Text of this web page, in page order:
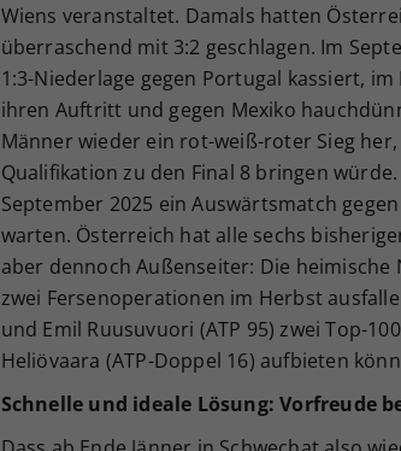
Wiens veranstaltet. Damals hatten
überraschend mit 3:2 geschlagen. Im
1:3-Niederlage gegen Portugal kassiert,
ihren Auftritt und gegen Mexiko
Männer wieder ein rot-weiß-roter Sieg
Qualifikation zu den Final 8 bringen
September 2025 ein Auswärtsmatch
warten. Österreich hat alle sechs
aber dennoch Außenseiter: Die heimische
zwei Fersenoperationen im Herbst
und Emil Ruusuvuori (ATP 95) zwei Top-
Heliövaara (ATP-Doppel 16) aufbieten
Schnelle und ideale Lösung: Vorfreude